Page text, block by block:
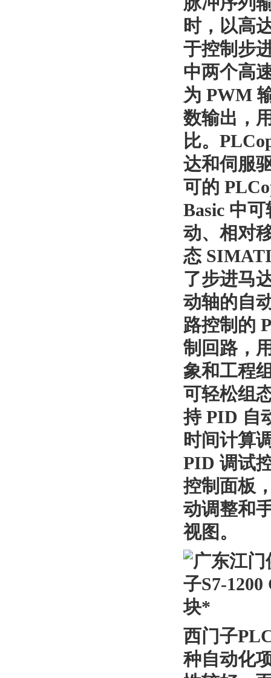
时，以高
于控制步
中两个高
为 PWM
数输出，
比。
达和伺服
可的
Basic 中可
动、相对
态
了步进马
动轴的自
路控制的
制回路，
象和工程
可轻松组
持PID 自
时间计算
PID 调试
控制面板
动调整和
视图。
西门子
种自动化